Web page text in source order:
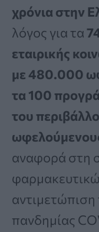
χρόνια στην
λόγος για τα
εταιρικής
με 480.000
τα 100
του
αναφορά στη
πανδημίας